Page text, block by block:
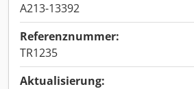
A213-13392
Referenznummer:
TR1235
Aktualisierung: